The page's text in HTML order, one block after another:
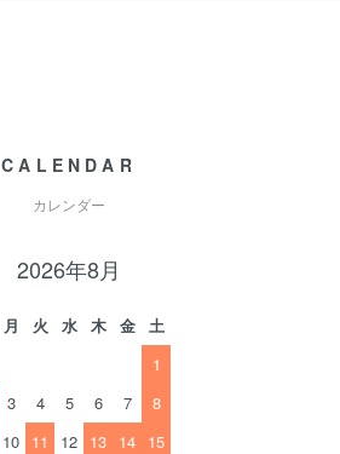
CALENDAR
カレンダー
2026年8月
月 火 水 木 金
土
1
3 4 5 6 7
8
10 11 12 13 14 15